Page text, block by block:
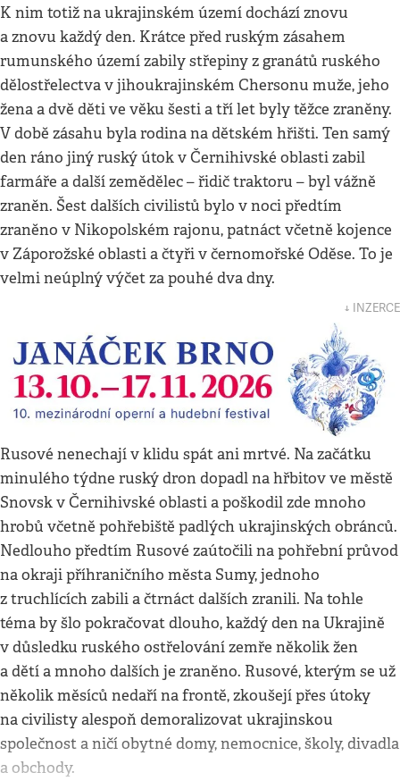
K nim totiž na ukrajinském území dochází znovu
a znovu každý den. Krátce před ruským zásahem
rumunského území zabily střepiny z granátů ruského
dělostřelectva v jihoukrajinském Chersonu muže, jeho
žena a dvě děti ve věku šesti a tří let byly těžce zraněny.
V době zásahu byla rodina na dětském hřišti. Ten samý
den ráno jiný ruský útok v Černihivské oblasti zabil
farmáře a další zemědělec – řidič traktoru – byl vážně
zraněn. Šest dalších civilistů bylo v noci předtím
zraněno v Nikopolském rajonu, patnáct včetně kojence
v Záporožské oblasti a čtyři v černomořské Oděse. To je
velmi neúplný výčet za pouhé dva dny.
↓ INZERCE
Rusové nenechají v klidu spát ani mrtvé. Na začátku
minulého týdne ruský dron dopadl na hřbitov ve městě
Snovsk v Černihivské oblasti a poškodil zde mnoho
hrobů včetně pohřebiště padlých ukrajinských obránců.
Nedlouho předtím Rusové zaútočili na pohřební průvod
na okraji příhraničního města Sumy, jednoho
z truchlících zabili a čtrnáct dalších zranili. Na tohle
téma by šlo pokračovat dlouho, každý den na Ukrajině
v důsledku ruského ostřelování zemře několik žen
a dětí a mnoho dalších je zraněno. Rusové, kterým se už
několik měsíců nedaří na frontě, zkoušejí přes útoky
na civilisty alespoň demoralizovat ukrajinskou
společnost a ničí obytné domy, nemocnice, školy, divadla
a obchody.